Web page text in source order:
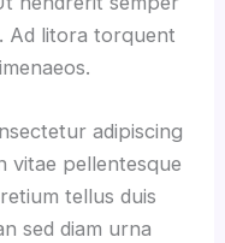
Ad litora torquent
adipiscing
vitae pellentesque
tellus duis
sed diam urna